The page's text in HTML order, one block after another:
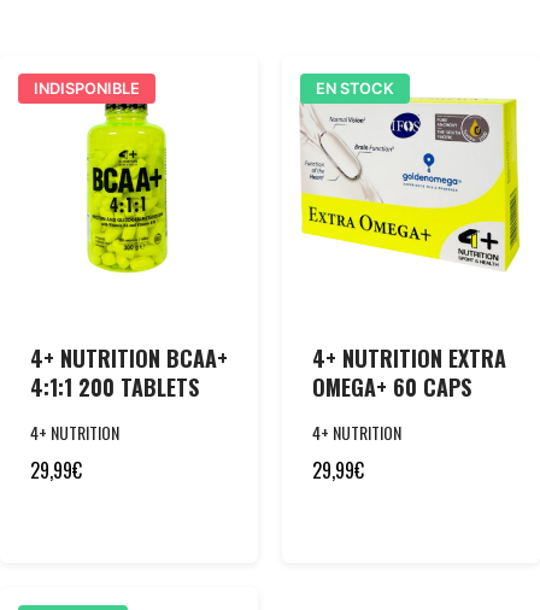
INDISPONIBLE
4+ NUTRITION BCAA+
4:1:1 200 TABLETS
4+ NUTRITION
29,99€
EN STOCK
4+ NUTRITION EXTRA
OMEGA+ 60 CAPS
4+ NUTRITION
29,99€